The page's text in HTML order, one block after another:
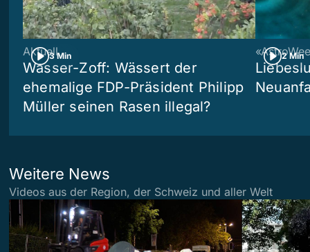
3 Min
Aktuell
Wasser-Zoff: Wässert der
ehemalige FDP-Präsident Philipp
Müller seinen Rasen illegal?
2 Min
Weitere News
Videos aus der Region, der Schweiz und aller Welt